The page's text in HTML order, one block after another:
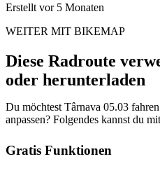
Erstellt vor 5 Monaten
WEITER MIT BIKEMAP
Diese Radroute
oder herunterladen
Du möchtest Târnava 05.03
anpassen? Folgendes kannst du
Gratis Funktionen